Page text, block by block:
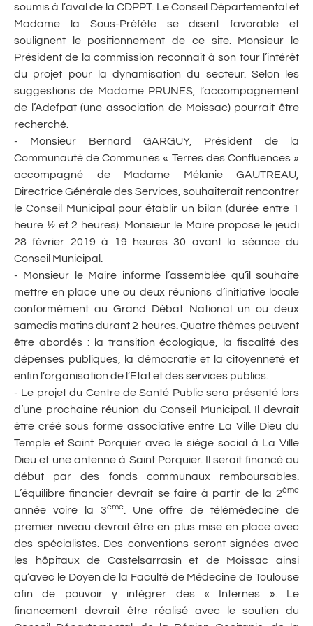
soumis à l’aval de la CDPPT. Le Conseil Départemental et
Madame la Sous-Préfète se disent favorable et
soulignent le positionnement de ce site. Monsieur le
Président de la commission reconnaît à son tour l’intérêt
du projet pour la dynamisation du secteur. Selon les
suggestions de Madame PRUNES, l’accompagnement
de l’Adefpat (une association de Moissac) pourrait être
recherché.
- Monsieur Bernard GARGUY, Président de la
Communauté de Communes « Terres des Confluences »
accompagné de Madame Mélanie GAUTREAU,
Directrice Générale des Services, souhaiterait rencontrer
le Conseil Municipal pour établir un bilan (durée entre 1
heure ½ et 2 heures). Monsieur le Maire propose le jeudi
28 février 2019 à 19 heures 30 avant la séance du
Conseil Municipal.
- Monsieur le Maire informe l’assemblée qu’il souhaite
mettre en place une ou deux réunions d’initiative locale
conformément au Grand Débat National un ou deux
samedis matins durant 2 heures. Quatre thèmes peuvent
être abordés : la transition écologique, la fiscalité des
dépenses publiques, la démocratie et la citoyenneté et
enfin l’organisation de l’Etat et des services publics.
- Le projet du Centre de Santé Public sera présenté lors
d’une prochaine réunion du Conseil Municipal. Il devrait
être créé sous forme associative entre La Ville Dieu du
Temple et Saint Porquier avec le siège social à La Ville
Dieu et une antenne à Saint Porquier. Il serait financé au
début par des fonds communaux remboursables.
L’équilibre financier devrait se faire à partir de la 2ème
année voire la 3ème. Une offre de télémédecine de
premier niveau devrait être en plus mise en place avec
des spécialistes. Des conventions seront signées avec
les hôpitaux de Castelsarrasin et de Moissac ainsi
qu’avec le Doyen de la Faculté de Médecine de Toulouse
afin de pouvoir y intégrer des « Internes ». Le
financement devrait être réalisé avec le soutien du